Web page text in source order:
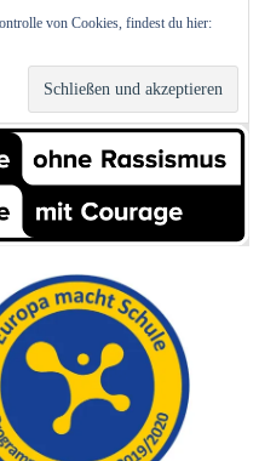
von Cookies, findest du hier: